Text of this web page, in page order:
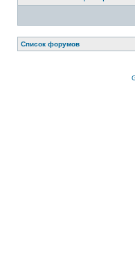
Список форумов